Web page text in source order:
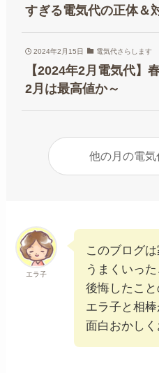
すぎる電気代の正体＆
2024年2月15日 電気代さらします
【2024年2月電気代】
2月は最高値か～
他の月の電気
エラ子
このブログ
うまくいっ
後悔したこ
エラ子と相
面白おかし